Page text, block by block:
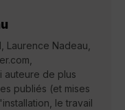
Laurence Nadeau,
auteure de plus
publiés (et mises
le travail